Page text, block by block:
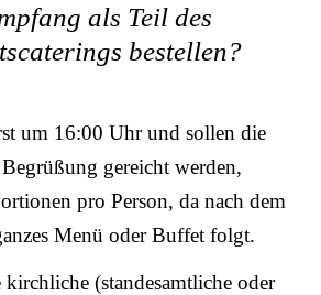
als Teil des
bestellen?
um 16:00 Uhr und sollen die
gereicht werden,
pro Person, da nach dem
Menü oder Buffet folgt.
(standesamtliche oder